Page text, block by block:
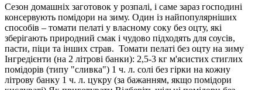
Сезон домашніх заготовок у розпалі, і саме зараз господині
консервують помідори на зиму. Один із найпопулярніших
способів – томати пелаті у власному соку без оцту, які
зберігають природний смак і чудово підходять для соусів,
пасти, піци та інших страв. Томати пелаті без оцту на зиму
Інгредієнти (на 2 літрові банки): 2,5-3 кг м'ясистих стиглих
помідорів (типу "сливка") 1 ч. л. солі без гірки на кожну
літрову банку 1 ч. л. цукру (за бажанням, якщо помідори